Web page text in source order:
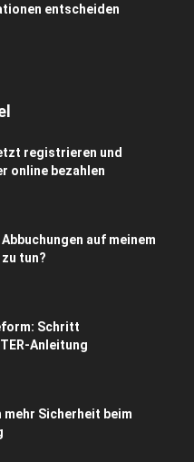
entscheiden
registrieren und
online bezahlen
auf meinem
tun?
Schritt
Anleitung
Sicherheit beim